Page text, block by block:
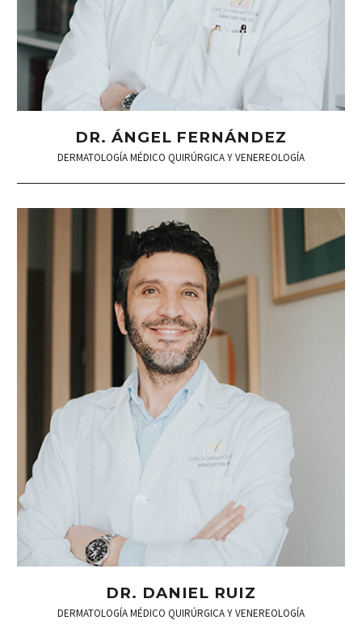
DR. ÁNGEL FERNÁNDEZ
DERMATOLOGÍA MÉDICO QUIRÚRGICA Y VENEREOLOGÍA
DR. DANIEL RUIZ
DERMATOLOGÍA MÉDICO QUIRÚRGICA Y VENEREOLOGÍA